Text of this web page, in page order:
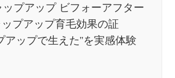
プアップ ビフォーアフター
プアップ育毛効果の証
アップで生えた”を実感体験